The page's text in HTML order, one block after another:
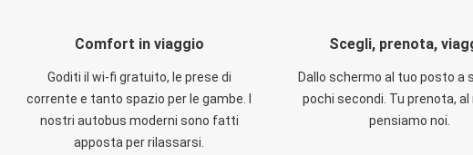
Comfort in viaggio
Goditi il wi-fi gratuito, le prese di
corrente e tanto spazio per le gambe. I
nostri autobus moderni sono fatti
apposta per rilassarsi.
Scegli, prenota,
Dallo schermo al tuo posto a
pochi secondi. Tu prenota,
pensiamo noi.